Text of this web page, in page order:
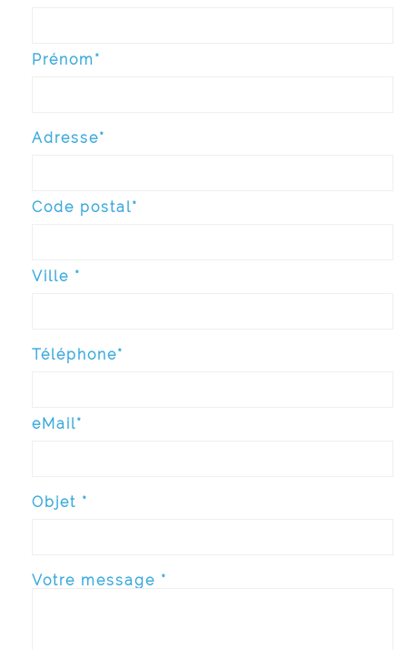
Prénom*
Adresse*
Code postal*
Ville *
Téléphone*
eMail*
Objet *
Votre message *